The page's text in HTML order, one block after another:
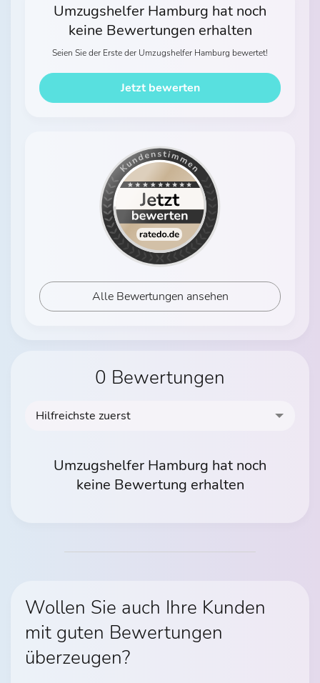
Umzugshelfer Hamburg hat noch
keine Bewertungen erhalten
Seien Sie der Erste der Umzugshelfer Hamburg bewertet!
Jetzt bewerten
Alle Bewertungen ansehen
0 Bewertungen
Hilfreichste zuerst
Umzugshelfer Hamburg hat noch
keine Bewertung erhalten
Wollen Sie auch Ihre Kunden
mit guten Bewertungen
überzeugen?